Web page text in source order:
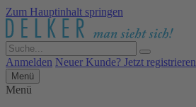
Zum Hauptinhalt springen
Anmelden Neuer Kunde? Jetzt registrieren
Menü
Menü